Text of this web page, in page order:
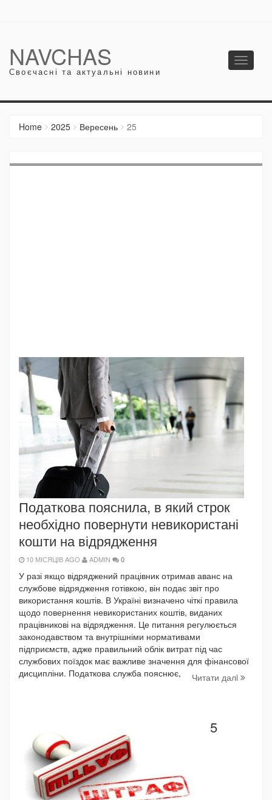
NAVCHAS
Своєчасні та актуальні новини
Toggle
Home 2025 Вересень 25
Податкова пояснила, в який строк
необхідно повернути невикористані
кошти на відрядження
10 МІСЯЦІВ AGO ADMIN 0
У разі якщо відряджений працівник отримав аванс на
службове відрядження готівкою, він подає звіт про
використання коштів. В Україні визначено чіткі правила
щодо повернення невикористаних коштів, виданих
працівникові на відрядження. Це питання регулюється
законодавством та внутрішніми нормативами
підприємств, адже правильний облік витрат під час
службових поїздок має важливе значення для фінансової
дисципліни. Податкова служба пояснює,
Читати далi
5